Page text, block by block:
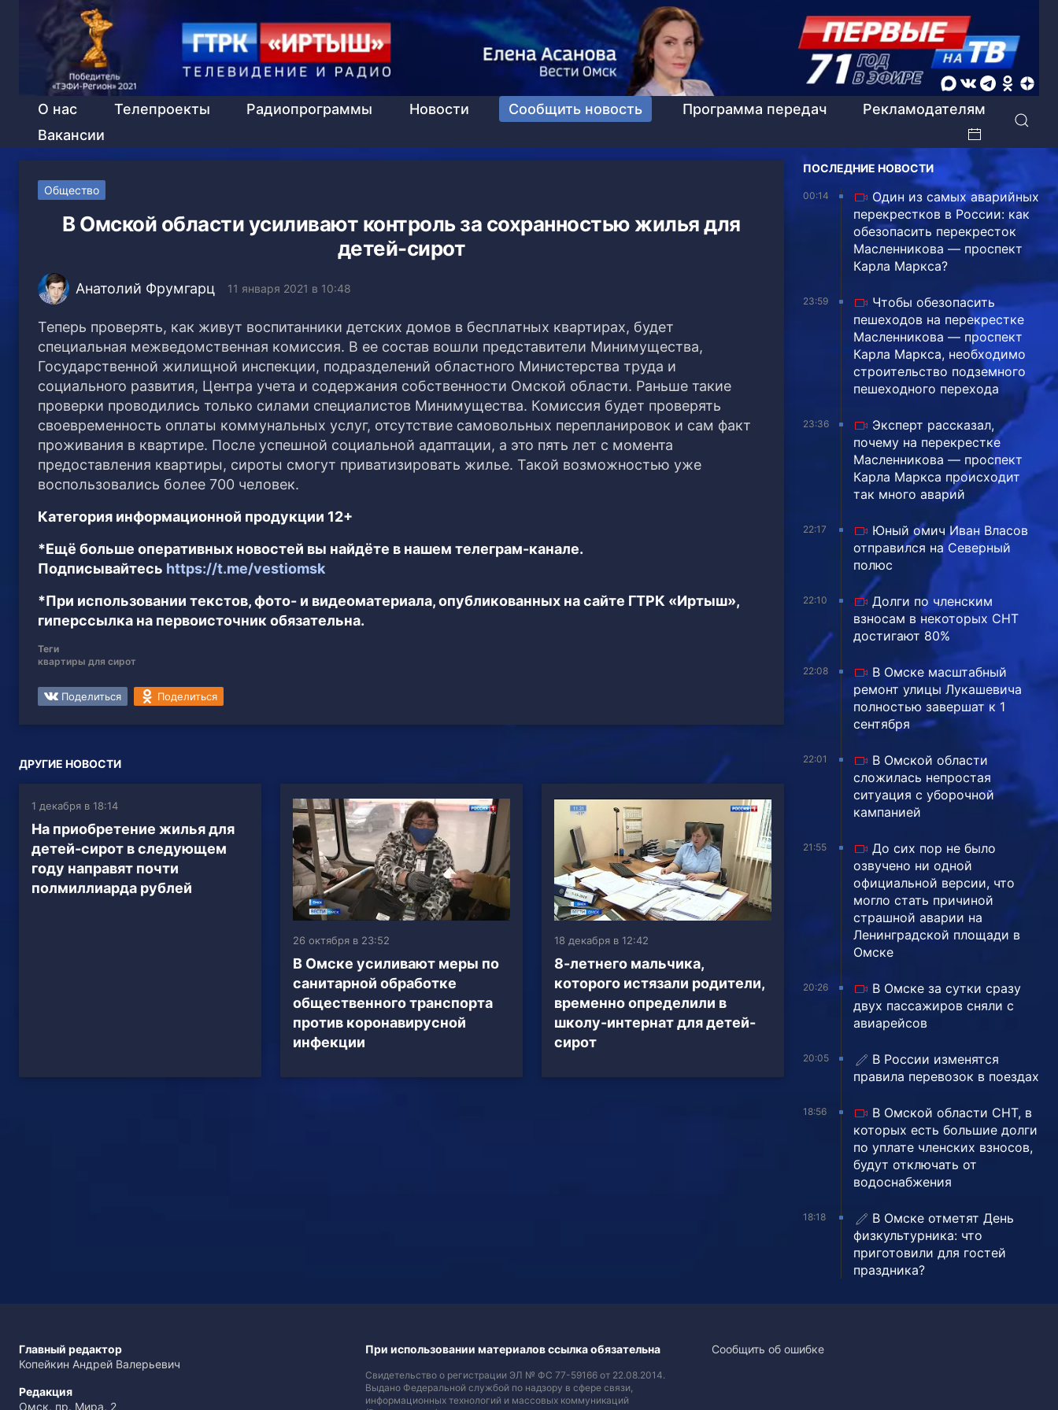
О нас Телепроекты Радиопрограммы Новости Сообщить новость Программа передач
Рекламодателям
Вакансии
Общество
В Омской области усиливают контроль за сохранностью жилья для
детей-сирот
Анатолий Фрумгарц 11 января 2021 в 10:48
Теперь проверять, как живут воспитанники детских домов в бесплатных квартирах, будет
специальная межведомственная комиссия. В ее состав вошли представители Минимущества,
Государственной жилищной инспекции, подразделений областного Министерства труда и
социального развития, Центра учета и содержания собственности Омской области. Раньше такие
проверки проводились только силами специалистов Минимущества. Комиссия будет проверять
своевременность оплаты коммунальных услуг, отсутствие самовольных перепланировок и сам факт
проживания в квартире. После успешной социальной адаптации, а это пять лет с момента
предоставления квартиры, сироты смогут приватизировать жилье. Такой возможностью уже
воспользовались более 700 человек.
Категория информационной продукции 12+
*Ещё больше оперативных новостей вы найдёте в нашем телеграм-канале.
Подписывайтесь https://t.me/vestiomsk
*При использовании текстов, фото- и видеоматериала, опубликованных на сайте ГТРК «Иртыш»,
гиперссылка на первоисточник обязательна.
Теги
квартиры для сирот
Поделиться Поделиться
ДРУГИЕ НОВОСТИ
1 декабря в 18:14
На приобретение жилья для
детей-сирот в следующем
году направят почти
полмиллиарда рублей
26 октября в 23:52
В Омске усиливают меры по
санитарной обработке
общественного транспорта
против коронавирусной
инфекции
18 декабря в 12:42
8-летнего мальчика,
которого истязали родители,
временно определили в
школу-интернат для детей-
сирот
ПОСЛЕДНИЕ НОВОСТИ
00:14
Один из самых аварийных
перекрестков в России: как
обезопасить перекресток
Масленникова — проспект
Карла Маркса?
23:59
Чтобы обезопасить
пешеходов на перекрестке
Масленникова — проспект
Карла Маркса, необходимо
строительство подземного
пешеходного перехода
23:36
Эксперт рассказал,
почему на перекрестке
Масленникова — проспект
Карла Маркса происходит
так много аварий
22:17
Юный омич Иван Власов
отправился на Северный
полюс
22:10
Долги по членским
взносам в некоторых СНТ
достигают 80%
22:08
В Омске масштабный
ремонт улицы Лукашевича
полностью завершат к 1
сентября
22:01
В Омской области
сложилась непростая
ситуация с уборочной
кампанией
21:55
До сих пор не было
озвучено ни одной
официальной версии, что
могло стать причиной
страшной аварии на
Ленинградской площади в
Омске
20:26
В Омске за сутки сразу
двух пассажиров сняли с
авиарейсов
20:05
В России изменятся
правила перевозок в поездах
18:56
В Омской области СНТ, в
которых есть большие долги
по уплате членских взносов,
будут отключать от
водоснабжения
18:18
В Омске отметят День
физкультурника: что
приготовили для гостей
праздника?
Главный редактор
Копейкин Андрей Валерьевич
Редакция
Омск, пр. Мира, 2
При использовании материалов ссылка обязательна
Свидетельство о регистрации ЭЛ № ФС 77-59166 от 22.08.2014.
Выдано Федеральной службой по надзору в сфере связи,
информационных технологий и массовых коммуникаций
Сообщить об ошибке